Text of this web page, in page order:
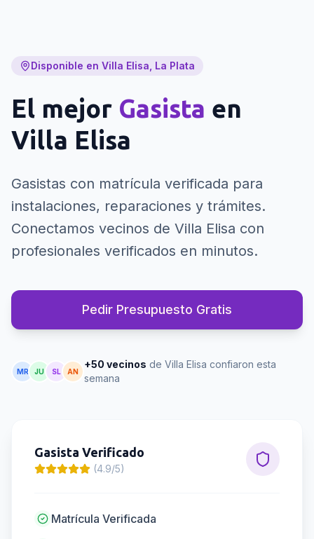
Disponible en Villa Elisa, La Plata
El mejor Gasista en
Villa Elisa
Gasistas con matrícula verificada para
instalaciones, reparaciones y trámites.
Conectamos vecinos de Villa Elisa con
profesionales verificados en minutos.
Pedir Presupuesto Gratis
MR JU SL AN
+50 vecinos de Villa Elisa confiaron esta
semana
Gasista Verificado
(4.9/5)
Matrícula Verificada